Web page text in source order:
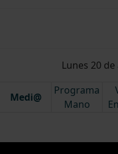
Lunes 20
Medi@
Programa
Mano